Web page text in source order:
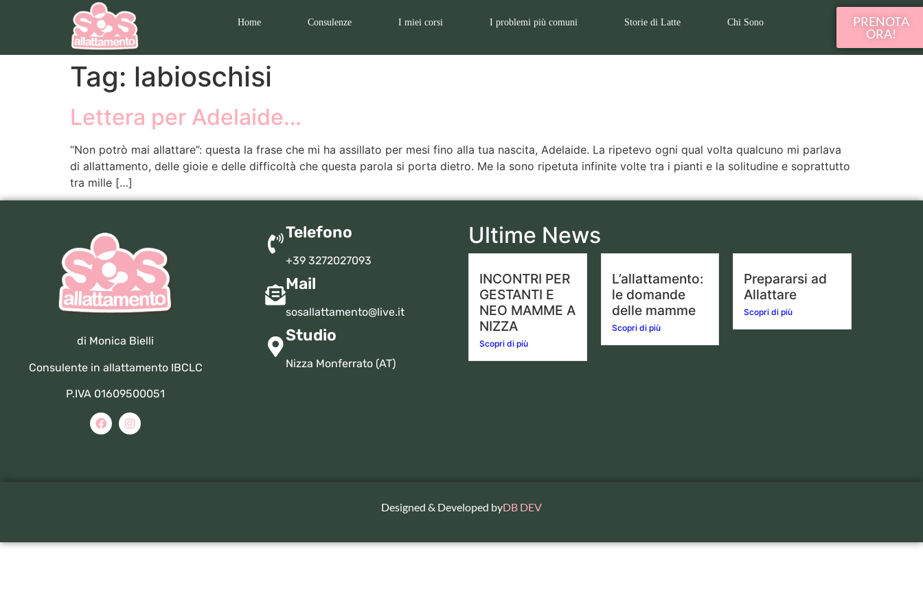
Home Consulenze I miei corsi I problemi più comuni Storie di Latte Chi Sono
PRENOTA
ORA!
Tag: labioschisi
Lettera per Adelaide…
“Non potrò mai allattare”: questa la frase che mi ha assillato per mesi fino alla tua nascita, Adelaide. La ripetevo ogni qual volta qualcuno mi parlava
di allattamento, delle gioie e delle difficoltà che questa parola si porta dietro. Me la sono ripetuta infinite volte tra i pianti e la solitudine e soprattutto
tra mille […]
di Monica Bielli
Consulente in allattamento IBCLC
P.IVA 01609500051
Telefono
+39 3272027093
Mail
sosallattamento@live.it
Studio
Nizza Monferrato (AT)
Ultime News
INCONTRI PER
GESTANTI E
NEO MAMME A
NIZZA
Scopri di più
L’allattamento:
le domande
delle mamme
Scopri di più
Prepararsi ad
Allattare
Scopri di più
Designed & Developed byDB DEV